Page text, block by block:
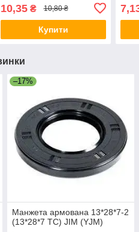
10,35₴ 10,80 ₴
Купити
–17%
Манжета армована 13*28*7-2
(13*28*7 TC) JIM (YJM)